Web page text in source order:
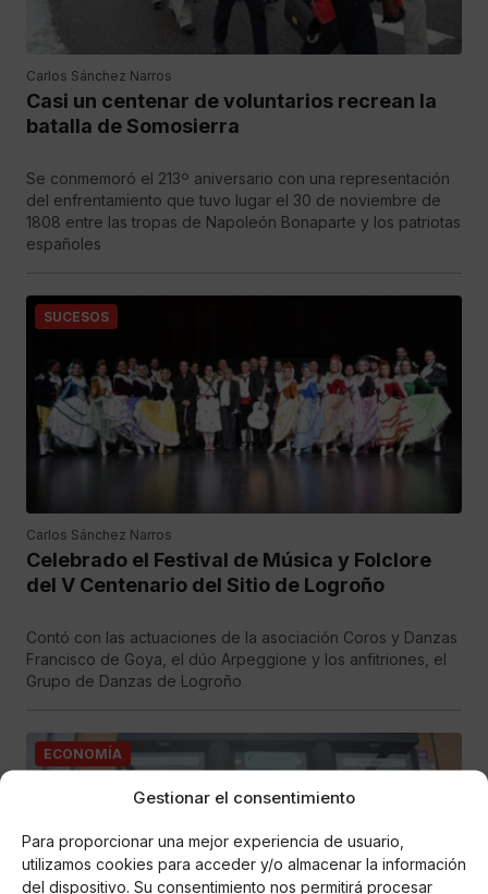
Gestionar el consentimiento
Para proporcionar una mejor experiencia de usuario,
utilizamos cookies para acceder y/o almacenar la información
del dispositivo. Su consentimiento nos permitirá procesar
Carlos Sánchez Narros
Casi un centenar de voluntarios recrean la
batalla de Somosierra
Se conmemoró el 213º aniversario con una representación
del enfrentamiento que tuvo lugar el 30 de noviembre de
1808 entre las tropas de Napoleón Bonaparte y los patriotas
españoles
SUCESOS
Carlos Sánchez Narros
Celebrado el Festival de Música y Folclore
del V Centenario del Sitio de Logroño
Contó con las actuaciones de la asociación Coros y Danzas
Francisco de Goya, el dúo Arpeggione y los anfitriones, el
Grupo de Danzas de Logroño
ECONOMÍA